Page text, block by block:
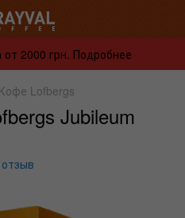
2000 грн. Подробнее
Кофе Lofbergs
Jubileum